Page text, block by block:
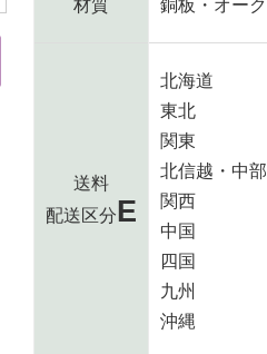
材質 銅板・オーク
送料
配送区分E
北海道
東北
関東
北信越・中部
関西
中国
四国
九州
沖縄